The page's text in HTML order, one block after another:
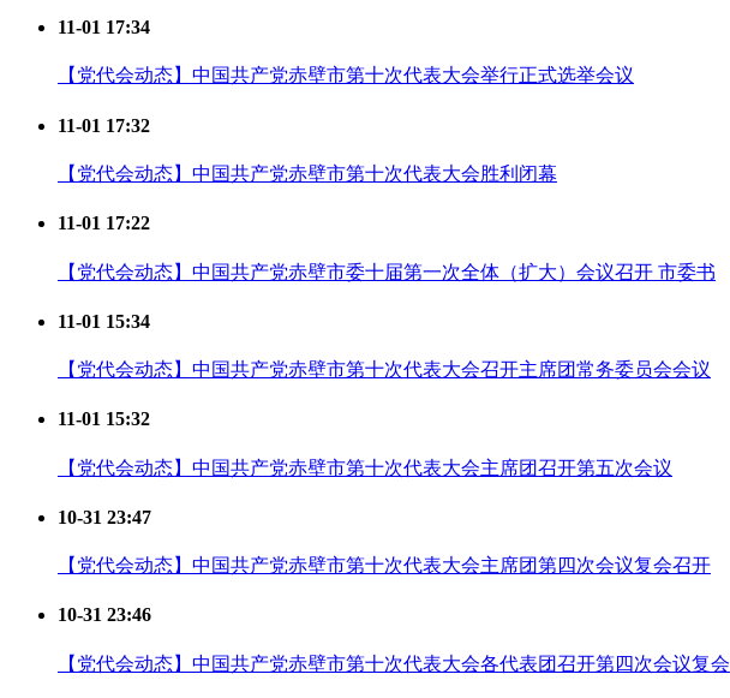
11-01 17:34
【党代会动态】中国共产党赤壁市第十次代表大会举行正式选举会议
11-01 17:32
【党代会动态】中国共产党赤壁市第十次代表大会胜利闭幕
11-01 17:22
【党代会动态】中国共产党赤壁市委十届第一次全体（扩大）会议召开 市委书
11-01 15:34
【党代会动态】中国共产党赤壁市第十次代表大会召开主席团常务委员会会议
11-01 15:32
【党代会动态】中国共产党赤壁市第十次代表大会主席团召开第五次会议
10-31 23:47
【党代会动态】中国共产党赤壁市第十次代表大会主席团第四次会议复会召开
10-31 23:46
【党代会动态】中国共产党赤壁市第十次代表大会各代表团召开第四次会议复会